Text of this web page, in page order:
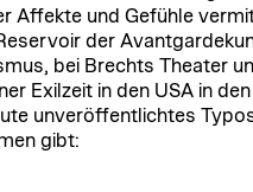
Affekte und Gefühle
der
bei Brechts Theater
Exilzeit in den USA in den
unveröffentlichtes
gibt: